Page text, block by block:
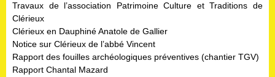
Travaux de l’association Patrimoine Culture et Traditions de
Clérieux
Clérieux en Dauphiné Anatole de Gallier
Notice sur Clérieux de l’abbé Vincent
Rapport des fouilles archéologiques préventives (chantier TGV)
Rapport Chantal Mazard